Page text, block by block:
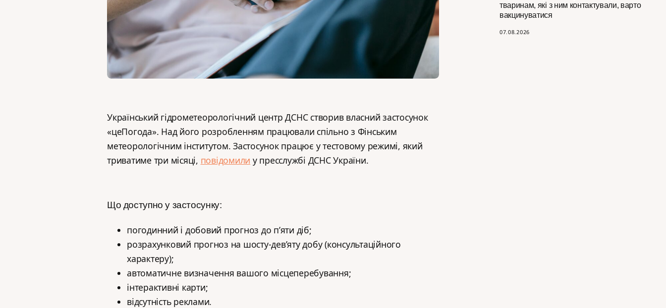
тваринам, які з ним контактували, варто
вакцинуватися
07.08.2026
Український гідрометеорологічний центр ДСНС створив власний застосунок
«цеПогода». Над його розробленням працювали спільно з Фінським
метеорологічним інститутом. Застосунок працює у тестовому режимі, який
триватиме три місяці, повідомили у пресслужбі ДСНС України.
Що доступно у застосунку:
погодинний і добовий прогноз до п’яти діб;
розрахунковий прогноз на шосту-дев’яту добу (консультаційного
характеру);
автоматичне визначення вашого місцеперебування;
інтерактивні карти;
відсутність реклами.